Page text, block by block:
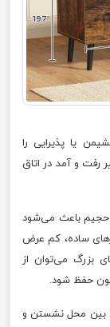
یا پذیرایی را
رفت و آمد در اتاق
حجیم باعث می‌شود
ساده، کم عرض
بزرگ می‌توان از
حفظ شود.
بین محل نشستن و